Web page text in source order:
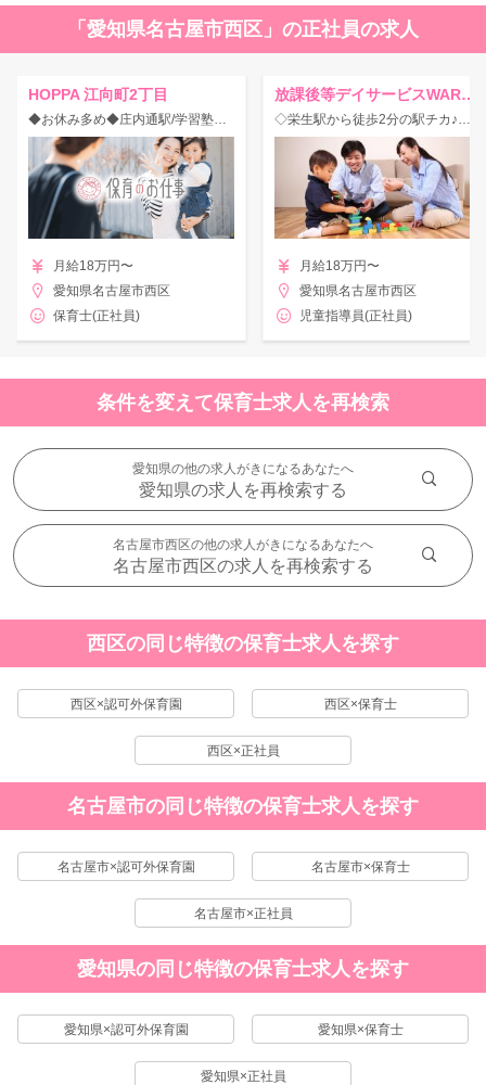
「愛知県名古屋市西区」の正社員の求人
HOPPA 江向町2丁目
◆お休み多め◆庄内通駅/学習塾が母体の認可保育園！独自のカリキュラムあり☆
月給18万円〜
愛知県名古屋市西区
保育士(正社員)
放課後等デイサービスWARP（栄生）
◇栄生駅から徒歩2分の駅チカ♪放課後等デイサービスの指導員☆
月給18万円〜
愛知県名古屋市西区
児童指導員(正社員)
条件を変えて保育士求人を再検索
愛知県の他の求人がきになるあなたへ
愛知県の求人を再検索する
名古屋市西区の他の求人がきになるあなたへ
名古屋市西区の求人を再検索する
西区の同じ特徴の保育士求人を探す
西区×認可外保育園 西区×保育士
西区×正社員
名古屋市の同じ特徴の保育士求人を探す
名古屋市×認可外保育園 名古屋市×保育士
名古屋市×正社員
愛知県の同じ特徴の保育士求人を探す
愛知県×認可外保育園 愛知県×保育士
愛知県×正社員